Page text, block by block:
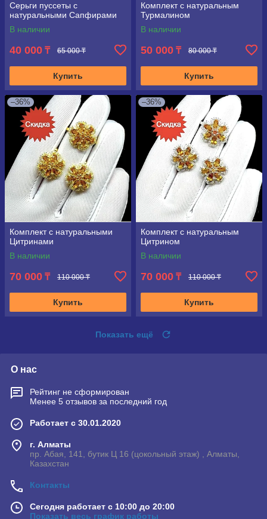
Серьги пуссеты с
натуральными Сапфирами
В наличии
40 000 ₸ 65 000 ₸
Купить
Комплект с натуральным
Турмалином
В наличии
50 000 ₸ 80 000 ₸
Купить
–36%
Комплект с натуральными
Цитринами
В наличии
70 000 ₸ 110 000 ₸
Купить
–36%
Комплект с натуральным
Цитрином
В наличии
70 000 ₸ 110 000 ₸
Купить
Показать ещё
О нас
Рейтинг не сформирован
Менее 5 отзывов за последний год
Работает с 30.01.2020
г. Алматы
пр. Абая, 141, бутик Ц 16 (цокольный этаж) , Алматы,
Казахстан
Контакты
Сегодня работает с 10:00 до 20:00
Показать весь график работы